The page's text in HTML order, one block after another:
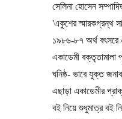
সেলিনা হোসেন
'একুশের স্মারকগ্রন্থ
১৯৮৬-৮৭ অর্থ বৎসরে
একাডেমী বক্তৃতামালা
ঘনিষ্ঠ- ভাবে যুক্ত
এছাড়া একাডেমীর
বই নিয়ে শুধুমাত্র বই